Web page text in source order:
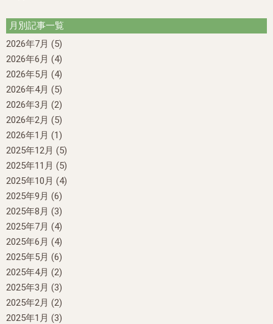
月別記事一覧
2026年7月 (5)
2026年6月 (4)
2026年5月 (4)
2026年4月 (5)
2026年3月 (2)
2026年2月 (5)
2026年1月 (1)
2025年12月 (5)
2025年11月 (5)
2025年10月 (4)
2025年9月 (6)
2025年8月 (3)
2025年7月 (4)
2025年6月 (4)
2025年5月 (6)
2025年4月 (2)
2025年3月 (3)
2025年2月 (2)
2025年1月 (3)